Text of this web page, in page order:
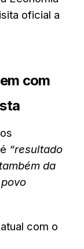
oficial a
com
“resultado
da
com o